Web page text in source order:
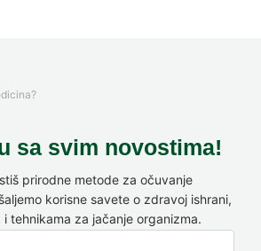
sa svim novostima!
prirodne metode za očuvanje
korisne savete o zdravoj ishrani,
tehnikama za jačanje organizma.